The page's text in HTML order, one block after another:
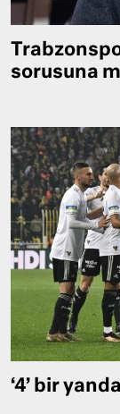
sorusuna
‘4’ bir